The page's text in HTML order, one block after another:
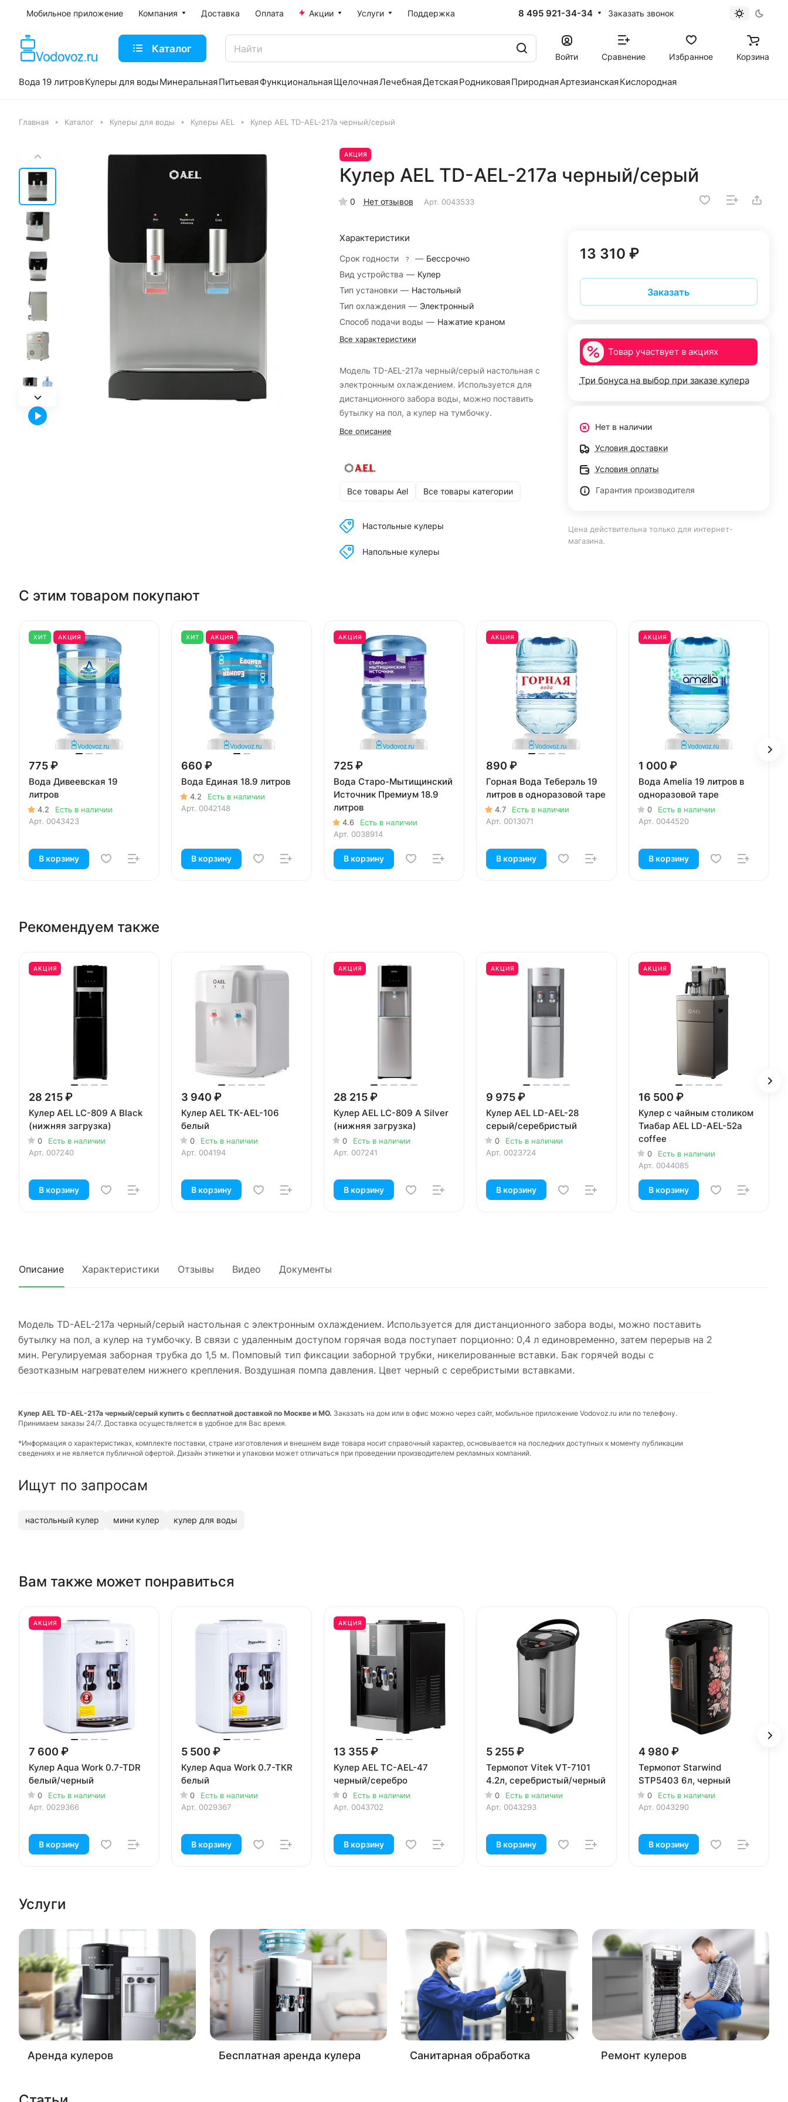
Мобильное приложение Компания Доставка Оплата Акции Услуги Поддержка 8 495 921-34-34 Заказать звонок
Каталог
Войти Сравнение Избранное Корзина
Вода 19 литровКулеры для воды МинеральнаяПитьеваяФункциональнаяЩелочнаяЛечебнаяДетскаяРодниковаяПрироднаяАртезианскаяКислородная
Главная Каталог Кулеры для воды Кулеры AEL Кулер AEL TD-AEL-217a черный/серый
АКЦИЯ
Кулер AEL TD-AEL-217a черный/серый
0 Нет отзывов Арт. 0043533
Характеристики
Срок годности ? — Бессрочно
Вид устройства — Кулер
Тип установки — Настольный
Тип охлаждения — Электронный
Способ подачи воды — Нажатие краном
Все характеристики
Модель TD-AEL-217a черный/серый настольная с
электронным охлаждением. Используется для
дистанционного забора воды, можно поставить
бутылку на пол, а кулер на тумбочку.
Все описание
Все товары Ael Все товары категории
Настольные кулеры
Напольные кулеры
13 310 ₽
Заказать
Товар участвует в акциях
Три бонуса на выбор при заказе кулера
Нет в наличии
Условия доставки
Условия оплаты
Гарантия производителя
Цена действительна только для интернет-
магазина.
С этим товаром покупают
ХИТ АКЦИЯ
775 ₽
Вода Дивеевская 19
литров
4.2
Есть в наличии
Арт. 0043423
В корзину
ХИТ АКЦИЯ
660 ₽
Вода Единая 18.9 литров
4.2
Есть в наличии
Арт. 0042148
В корзину
АКЦИЯ
725 ₽
Вода Старо-Мытищинский
Источник Премиум 18.9
литров
4.6
Есть в наличии
Арт. 0038914
В корзину
АКЦИЯ
890 ₽
Горная Вода Теберэль 19
литров в одноразовой таре
4.7
Есть в наличии
Арт. 0013071
В корзину
АКЦИЯ
1 000 ₽
Вода Amelia 19 литров в
одноразовой таре
0
Есть в наличии
Арт. 0044520
В корзину
Рекомендуем также
АКЦИЯ
28 215 ₽
Кулер AEL LC-809 A Black
(нижняя загрузка)
0
Есть в наличии
Арт. 007240
В корзину
3 940 ₽
Кулер AEL TК-AEL-106
белый
0
Есть в наличии
Арт. 004194
В корзину
АКЦИЯ
28 215 ₽
Кулер AEL LC-809 A Silver
(нижняя загрузка)
0
Есть в наличии
Арт. 007241
В корзину
АКЦИЯ
9 975 ₽
Кулер AEL LD-AEL-28
серый/серебристый
0
Есть в наличии
Арт. 0023724
В корзину
АКЦИЯ
16 500 ₽
Кулер с чайным столиком
Тиабар AEL LD-AEL-52a
coffee
0
Есть в наличии
Арт. 0044085
В корзину
Описание Характеристики Отзывы Видео Документы
Модель TD-AEL-217a черный/серый настольная с электронным охлаждением. Используется для дистанционного забора воды, можно поставить
бутылку на пол, а кулер на тумбочку. В связи с удаленным доступом горячая вода поступает порционно: 0,4 л единовременно, затем перерыв на 2
мин. Регулируемая заборная трубка до 1,5 м. Помповый тип фиксации заборной трубки, никелированные вставки. Бак горячей воды с
безотказным нагревателем нижнего крепления. Воздушная помпа давления. Цвет черный с серебристыми вставками.
Кулер AEL TD-AEL-217a черный/серый купить с бесплатной доставкой по Москве и МО. Заказать на дом или в офис можно через сайт, мобильное приложение Vodovoz.ru или по телефону.
Принимаем заказы 24/7. Доставка осуществляется в удобное для Вас время.
*Информация о характеристиках, комплекте поставки, стране изготовления и внешнем виде товара носит справочный характер, основывается на последних доступных к моменту публикации
сведениях и не является публичной офертой. Дизайн этикетки и упаковки может отличаться при проведении производителем рекламных компаний.
Ищут по запросам
настольный кулер мини кулер кулер для воды
Вам также может понравиться
АКЦИЯ
7 600 ₽
Кулер Aqua Work 0.7-TDR
белый/черный
0
Есть в наличии
Арт. 0029366
В корзину
5 500 ₽
Кулер Aqua Work 0.7-TКR
белый
0
Есть в наличии
Арт. 0029367
В корзину
АКЦИЯ
13 355 ₽
Кулер AEL TC-AEL-47
черный/серебро
0
Есть в наличии
Арт. 0043702
В корзину
5 255 ₽
Термопот Vitek VT-7101
4.2л, серебристый/черный
0
Есть в наличии
Арт. 0043293
В корзину
4 980 ₽
Термопот Starwind
STP5403 6л, черный
0
Есть в наличии
Арт. 0043290
В корзину
Услуги
Аренда кулеров Бесплатная аренда кулера Санитарная обработка Ремонт кулеров